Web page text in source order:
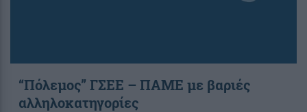
“Πόλεμος” ΓΣΕΕ – ΠΑΜΕ με βαριές
αλληλοκατηγορίες